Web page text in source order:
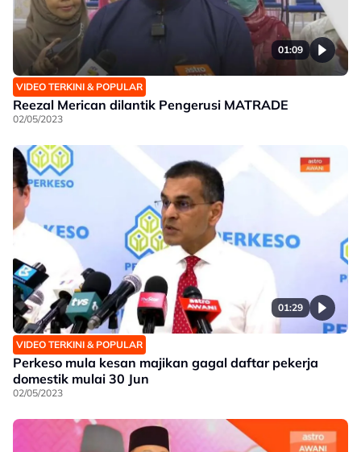
01:09
VIDEO TERKINI & POPULAR
Reezal Merican dilantik Pengerusi MATRADE
02/05/2023
01:29
VIDEO TERKINI & POPULAR
Perkeso mula kesan majikan gagal daftar pekerja
domestik mulai 30 Jun
02/05/2023